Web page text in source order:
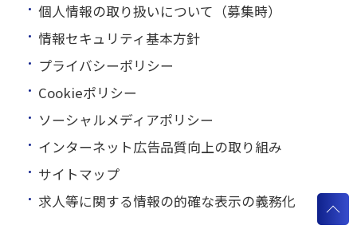
個人情報の取り扱いについて（募集時）
情報セキュリティ基本方針
プライバシーポリシー
Cookieポリシー
ソーシャルメディアポリシー
インターネット広告品質向上の取り組み
サイトマップ
求人等に関する情報の的確な表示の義務化